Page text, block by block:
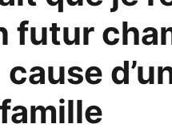
futur
famille